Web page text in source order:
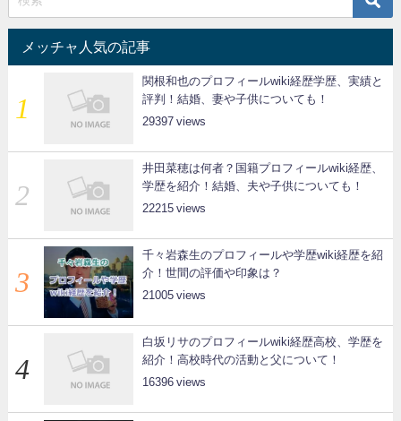
メッチャ人気の記事
関根和也のプロフィールwiki経歴学歴、実績と
評判！結婚、妻や子供についても！
29397
井田菜穂は何者？国籍プロフィールwiki経歴、
学歴を紹介！結婚、夫や子供についても！
22215
千々岩森生のプロフィールや学歴wiki経歴を紹
介！世間の評価や印象は？
21005
白坂リサのプロフィールwiki経歴高校、学歴を
紹介！高校時代の活動と父について！
16396